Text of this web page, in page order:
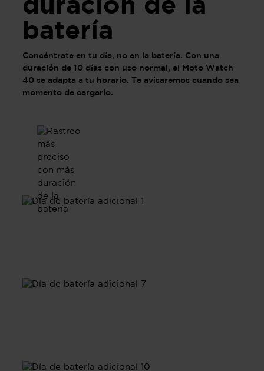
duración de la
batería
Concéntrate en tu día, no en la batería. Con una
duración de 10 días con uso normal, el Moto Watch
40 se adapta a tu horario. Te avisaremos cuando sea
momento de cargarlo.